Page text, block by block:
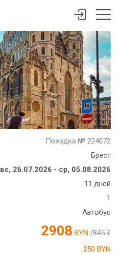
Поездка № 224072
Брест
вс, 26.07.2026 - ср, 05.08.2026
11 дней
1
Автобус
2908 BYN /845 €
250 BYN